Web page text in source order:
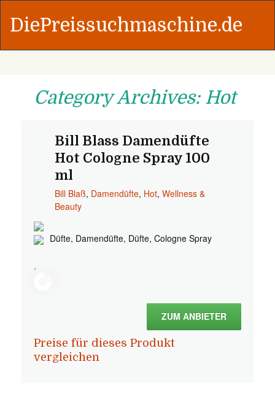
DiePreissuchmaschine.de
Category Archives: Hot
Bill Blass Damendüfte
Hot Cologne Spray 100
ml
Bill Blaß, Damendüfte, Hot, Wellness &
Beauty
Düfte, Damendüfte, Düfte, Cologne Spray
.
ZUM ANBIETER
Preise für dieses Produkt
vergleichen